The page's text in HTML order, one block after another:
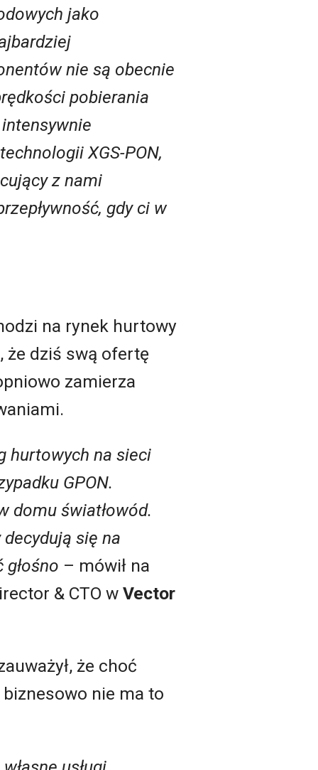
jako
nie są obecnie
pobierania
XGS-PON,
z nami
gdy ci w
na rynek hurtowy
że dziś swą ofertę
zamierza
hurtowych na sieci
GPON.
domu światłowód.
się na
– mówił na
& CTO w Vector
że choć
nie ma to